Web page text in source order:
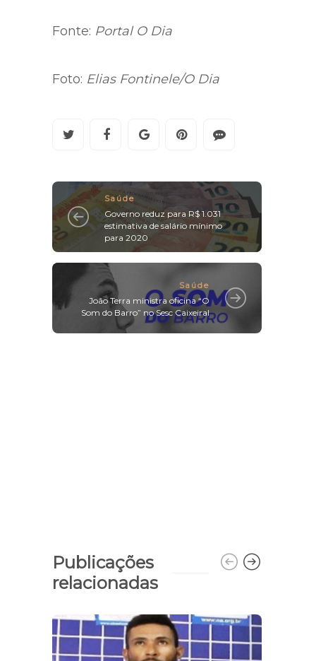
Fonte: Portal O Dia
Foto: Elias Fontinele/O Dia
Saúde
Governo reduz para R$ 1.031
estimativa de salário mínimo
para 2020
Saúde
João Terra ministra oficina “O
Som do Barro” no Sesc Caixeiral
Publicações
relacionadas